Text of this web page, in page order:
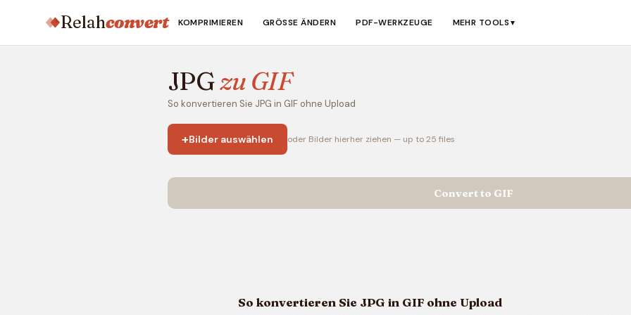
Relahconvert KOMPRIMIEREN GRÖSSE ÄNDERN PDF-WERKZEUGE MEHR TOOLS ▼
JPGzu GIF
So konvertieren Sie JPG in GIF ohne Upload
+Bilder auswählen oder Bilder hierher ziehen — up to 25 files
Convert to GIF
So konvertieren Sie JPG in GIF ohne Upload